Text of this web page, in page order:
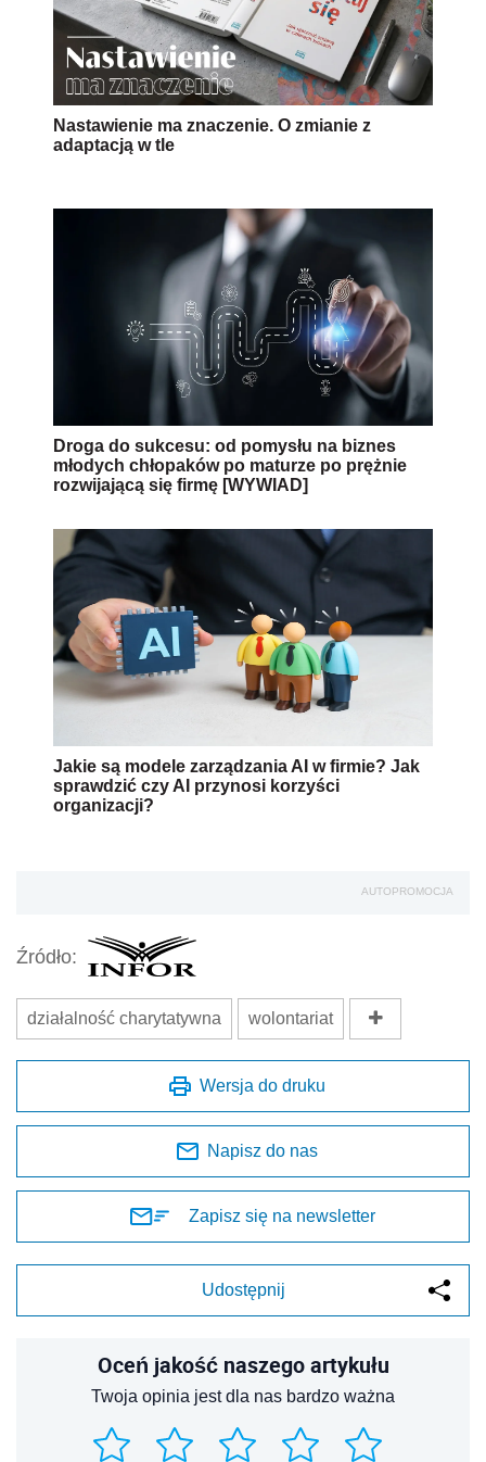
Nastawienie ma znaczenie. O zmianie z
adaptacją w tle
Droga do sukcesu: od pomysłu na biznes
młodych chłopaków po maturze po prężnie
rozwijającą się firmę [WYWIAD]
Jakie są modele zarządzania AI w firmie? Jak
sprawdzić czy AI przynosi korzyści
organizacji?
AUTOPROMOCJA
Źródło:
działalność charytatywna wolontariat
Wersja do druku
Napisz do nas
Zapisz się na newsletter
Udostępnij
Oceń jakość naszego artykułu
Twoja opinia jest dla nas bardzo ważna